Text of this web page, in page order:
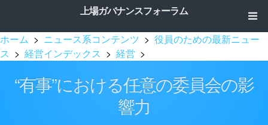
上場ガバナンスフォーラム
ホーム > ニュース系コンテンツ > 役員のための最新ニュー
ス > 経営インデックス > 経営 >
“有事”における任意の委員会の影
響力